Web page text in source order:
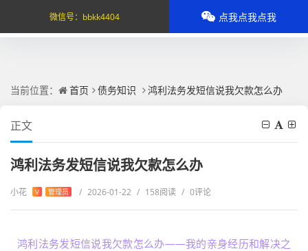
当前位置： 首页 债务知识 鸿利法务发短信说我欠款怎么办
正文
鸿利法务发短信说我欠款怎么办
小花 V 管理员 / 2026-01-22 / 158阅读 / 0评论
鸿利法务发短信说我欠款怎么办——我的亲身经历和解决之
微信号： bbkk4404 点我点我点我